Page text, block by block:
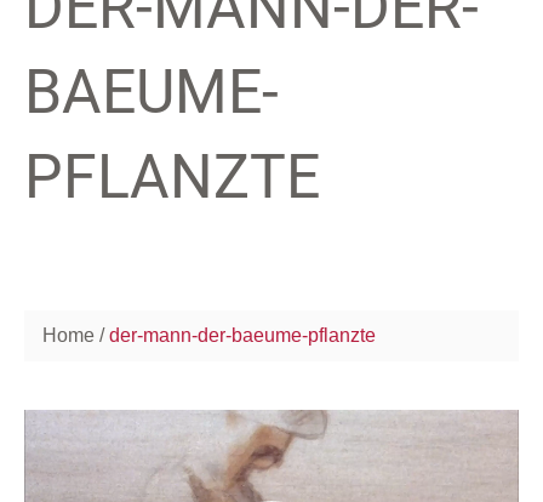
BAEUME-
PFLANZTE
Home der-mann-der-baeume-pflanzte
Video-